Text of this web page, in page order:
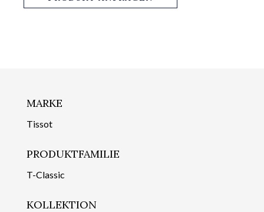
MARKE
Tissot
PRODUKTFAMILIE
T-Classic
KOLLEKTION